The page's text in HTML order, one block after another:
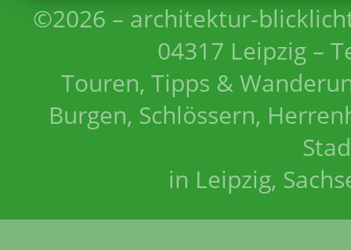
©2026 – architektur-
04317 Leipzig –
Touren, Tipps &
Burgen, Schlössern,
in Leipzig,